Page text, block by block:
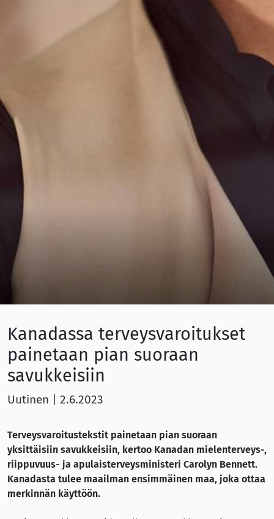
Kanadassa terveysvaroitukset
painetaan pian suoraan
savukkeisiin
Uutinen 2.6.2023
Terveysvaroitustekstit painetaan pian suoraan
yksittäisiin savukkeisiin, kertoo Kanadan mielenterveys-,
riippuvuus- ja apulaisterveysministeri Carolyn Bennett.
Kanadasta tulee maailman ensimmäinen maa, joka ottaa
merkinnän käyttöön.